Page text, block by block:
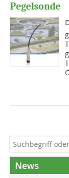
Pegelsonde
News